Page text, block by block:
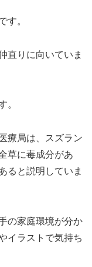
す。
直りに向いていま
。
療局は、スズラン
草に毒成分があ
ると説明していま
の家庭環境が分か
イラストで気持ち